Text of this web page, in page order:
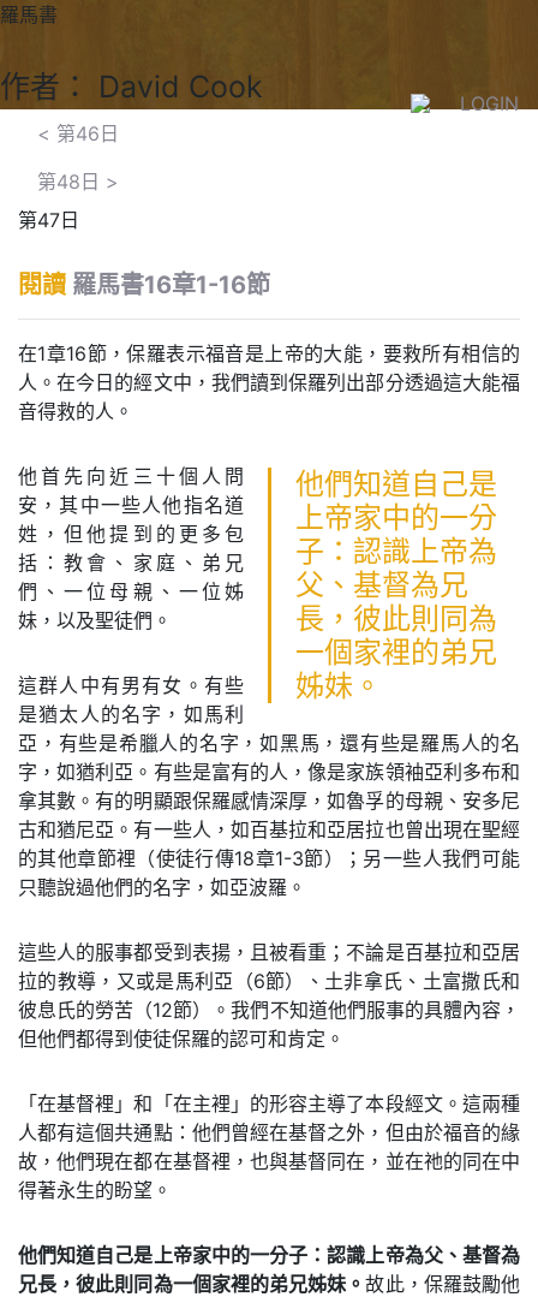
LOGIN
羅馬書
作者： David Cook
< 第46日
第48日 >
第47日
閱讀 羅馬書16章1-16節
在1章16節，保羅表示福音是上帝的大能，要救所有相信的
人。在今日的經文中，我們讀到保羅列出部分透過這大能福
音得救的人。
他們知道自己是
上帝家中的一分
子：認識上帝為
父、基督為兄
長，彼此則同為
一個家裡的弟兄
姊妹。
他首先向近三十個人問
安，其中一些人他指名道
姓，但他提到的更多包
括：教會、家庭、弟兄
們、一位母親、一位姊
妹，以及聖徒們。
這群人中有男有女。有些
是猶太人的名字，如馬利
亞，有些是希臘人的名字，如黑馬，還有些是羅馬人的名
字，如猶利亞。有些是富有的人，像是家族領袖亞利多布和
拿其數。有的明顯跟保羅感情深厚，如魯孚的母親、安多尼
古和猶尼亞。有一些人，如百基拉和亞居拉也曾出現在聖經
的其他章節裡（使徒行傳18章1-3節）；另一些人我們可能
只聽說過他們的名字，如亞波羅。
這些人的服事都受到表揚，且被看重；不論是百基拉和亞居
拉的教導，又或是馬利亞（6節）、土非拿氏、土富撒氏和
彼息氏的勞苦（12節）。我們不知道他們服事的具體內容，
但他們都得到使徒保羅的認可和肯定。
「在基督裡」和「在主裡」的形容主導了本段經文。這兩種
人都有這個共通點：他們曾經在基督之外，但由於福音的緣
故，他們現在都在基督裡，也與基督同在，並在祂的同在中
得著永生的盼望。
他們知道自己是上帝家中的一分子：認識上帝為父、基督為
兄長，彼此則同為一個家裡的弟兄姊妹。故此，保羅鼓勵他